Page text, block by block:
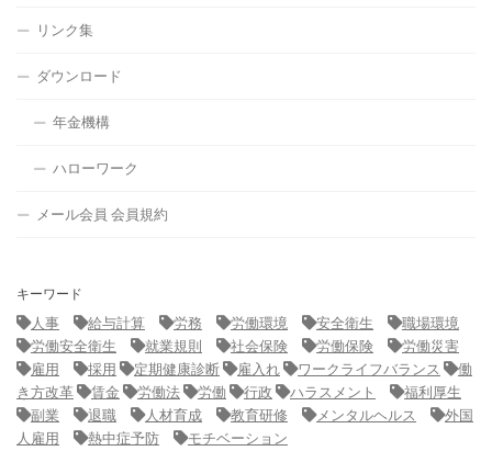
リンク集
ダウンロード
年金機構
ハローワーク
メール会員 会員規約
キーワード
人事
給与計算 労務 労働環境 安全衛生
職場環境
労働安全衛生
就業規則 社会保険 労働保険
労働災害
雇用
採用 定期健康診断 雇入れ ワークライフバランス
働
き方改革
賃金 労働法 労働 行政 ハラスメント
福利厚生
副業
退職 人材育成 教育研修 メンタルヘルス
外国
人雇用
熱中症予防 モチベーション